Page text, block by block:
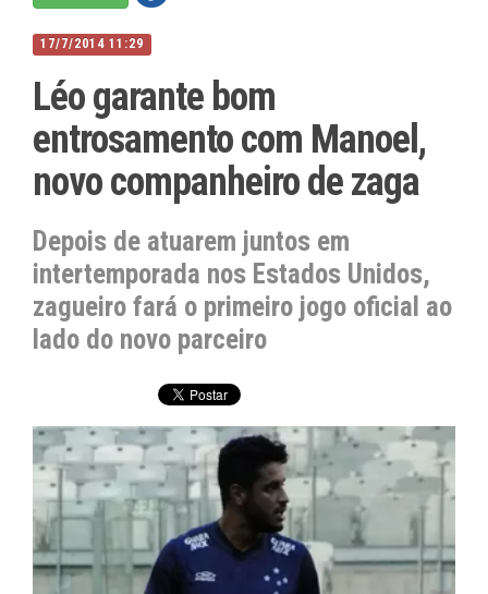
17/7/2014 11:29
Léo garante bom
entrosamento com Manoel,
novo companheiro de zaga
Depois de atuarem juntos em
intertemporada nos Estados Unidos,
zagueiro fará o primeiro jogo oficial ao
lado do novo parceiro